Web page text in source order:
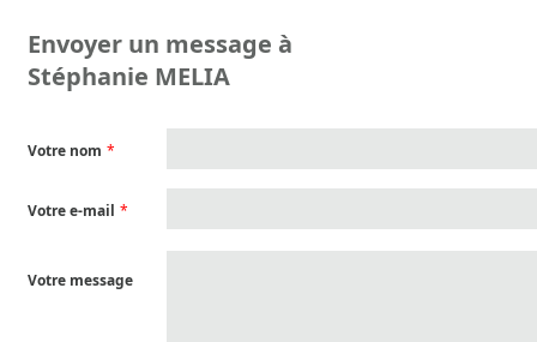
Envoyer un message à
Stéphanie MELIA
Votre nom *
Votre e-mail *
Votre message